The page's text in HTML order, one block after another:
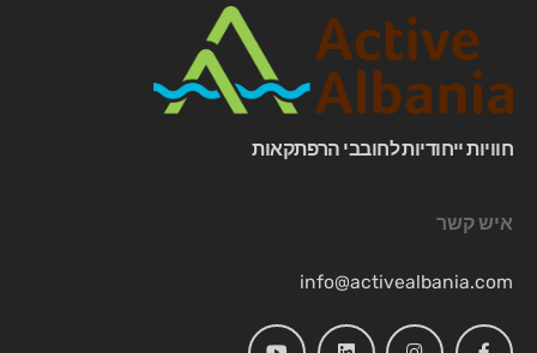
חוויות ייחודיות לחובבי הרפתקאות
איש קשר
info@activealbania.com